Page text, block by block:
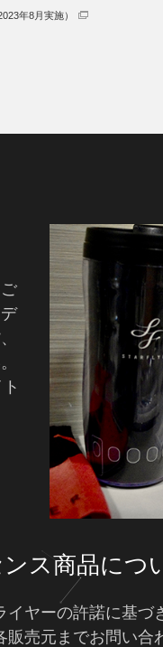
2023年8月実施）
ス商品につ
ヤーの許諾に基づ
売元までお問い合